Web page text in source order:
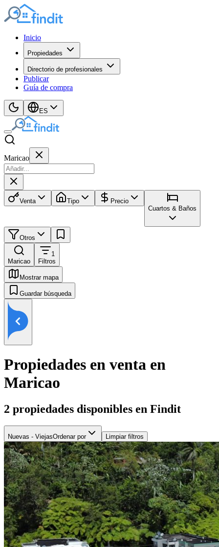
Inicio
Propiedades
Directorio de profesionales
Publicar
Guía de compra
ES
Maricao
Venta Tipo
Precio
Cuartos & Baños
Otros
Maricao
1
Filtros
Mostrar mapa
Guardar búsqueda
Propiedades en venta en
Maricao
2 propiedades disponibles en Findit
Nuevas - ViejasOrdenar por Limpiar filtros